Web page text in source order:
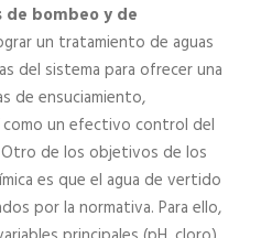
de bombeo y de
un tratamiento de aguas
del sistema para ofrecer una
de ensuciamiento,
un efectivo control del
de los objetivos de los
es que el agua de vertido
por la normativa. Para ello,